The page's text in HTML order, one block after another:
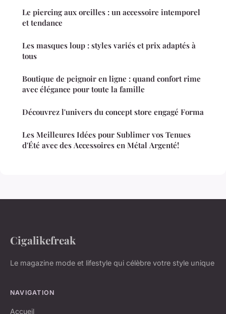
Le piercing aux oreilles : un accessoire intemporel
et tendance
Les masques loup : styles variés et prix adaptés à
tous
Boutique de peignoir en ligne : quand confort rime
avec élégance pour toute la famille
Découvrez l'univers du concept store engagé Forma
Les Meilleures Idées pour Sublimer vos Tenues
d'Été avec des Accessoires en Métal Argenté!
Cigalikefreak
Le magazine mode et lifestyle qui célèbre votre style unique
NAVIGATION
Accueil